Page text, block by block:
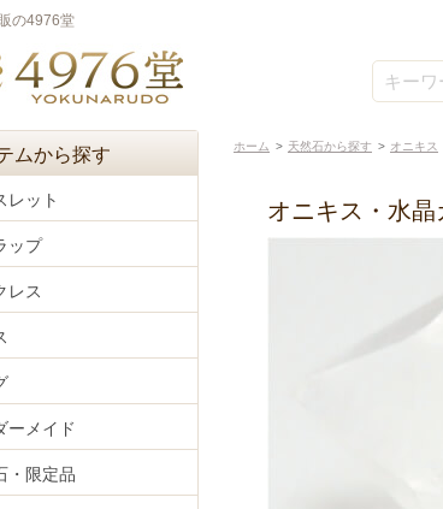
の4976堂
ホーム 天然石から探す オニキス
オニキス・水
ムから探す
レット
ップ
レス
ーメイド
・限定品